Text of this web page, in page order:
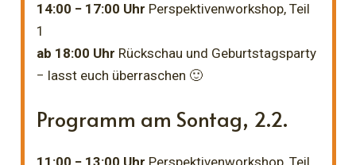
14:00 − 17:00 Uhr Perspektivenworkshop, Teil
1
ab 18:00 Uhr Rückschau und Geburtstagsparty
− lasst euch überraschen 🙂
Programm am Sontag, 2.2.